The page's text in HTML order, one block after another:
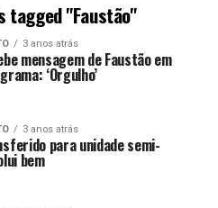
tagged "Faustão"
3 anos atrás
mensagem de Faustão em
‘Orgulho’
3 anos atrás
para unidade semi-
bem